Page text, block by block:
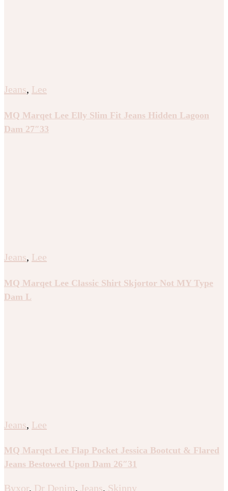
Jeans, Lee
MQ Marqet Lee Elly Slim Fit Jeans Hidden Lagoon
Dam 27″33
Jeans, Lee
MQ Marqet Lee Classic Shirt Skjortor Not MY Type
Dam L
Jeans, Lee
MQ Marqet Lee Flap Pocket Jessica Bootcut & Flared
Jeans Bestowed Upon Dam 26″31
Byxor, Dr Denim, Jeans, Skinny